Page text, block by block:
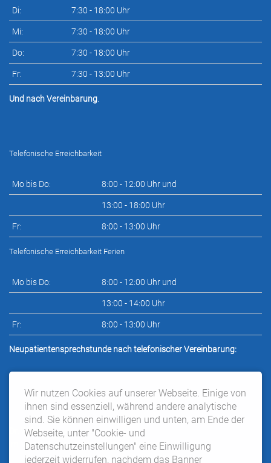
Di: 7:30 - 18:00 Uhr
Mi: 7:30 - 18:00 Uhr
Do: 7:30 - 18:00 Uhr
Fr: 7:30 - 13:00 Uhr
Und nach Vereinbarung
Telefonische Erreichbarkeit
Mo bis Do: 8:00 - 12:00 Uhr und
13:00 - 18:00 Uhr
Fr: 8:00 - 13:00 Uhr
Telefonische Erreichbarkeit Ferien
Mo bis Do: 8:00 - 12:00 Uhr und
13:00 - 14:00 Uhr
Fr: 8:00 - 13:00 Uhr
Neupatientensprechstunde nach telefonischer Vereinbarung:
Dr. Wilke:
im Moment keine Neupatientenaufnahme
Wir nutzen Cookies auf unserer Webseite. Einige von
ihnen sind essenziell, während andere analytische
sind. Sie können einwilligen und unten, am Ende der
Webseite, unter "Cookie- und
Datenschutzeinstellungen" eine Einwilligung
jederzeit widerrufen, nachdem das Banner